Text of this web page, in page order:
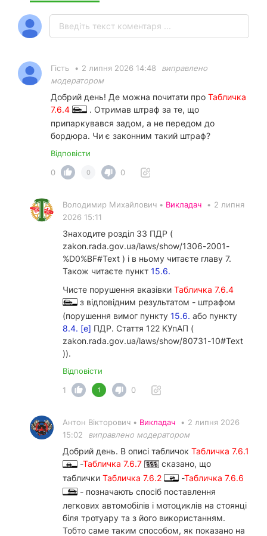
Гість • 2 липня 2026 14:48
виправлено
модератором
Добрий день! Де можна почитати про Табличка
7.6.4
. Отримав штраф за те, що
припаркувався задом, а не передом до
бордюра. Чи є законним такий штраф?
Відповісти
0
0 0
Володимир Михайлович • Викладач • 2 липня
2026 15:11
Знаходите розділ 33 ПДР (
zakon.rada.gov.ua/laws/show/1306-2001-
%D0%BF#Text ) і в ньому читаєте главу 7.
Також читаєте пункт 15.6.
Чисте порушення вказівки Табличка 7.6.4
з відповідним результатом - штрафом
(порушення вимог пункту 15.6. або пункту
8.4. [е] ПДР. Стаття 122 КУпАП (
zakon.rada.gov.ua/laws/show/80731-10#Text
)).
Відповісти
1
1 0
Антон Вікторович • Викладач • 2 липня 2026
15:02
виправлено модератором
Добрий день. В описі табличок Табличка 7.6.1
-Табличка 7.6.7
сказано, що
таблички Табличка 7.6.2 -Табличка 7.6.6
- позначають спосіб поставлення
легкових автомобілів і мотоциклів на стоянці
біля тротуару та з його використанням.
Тобто саме таким способом, як показано на